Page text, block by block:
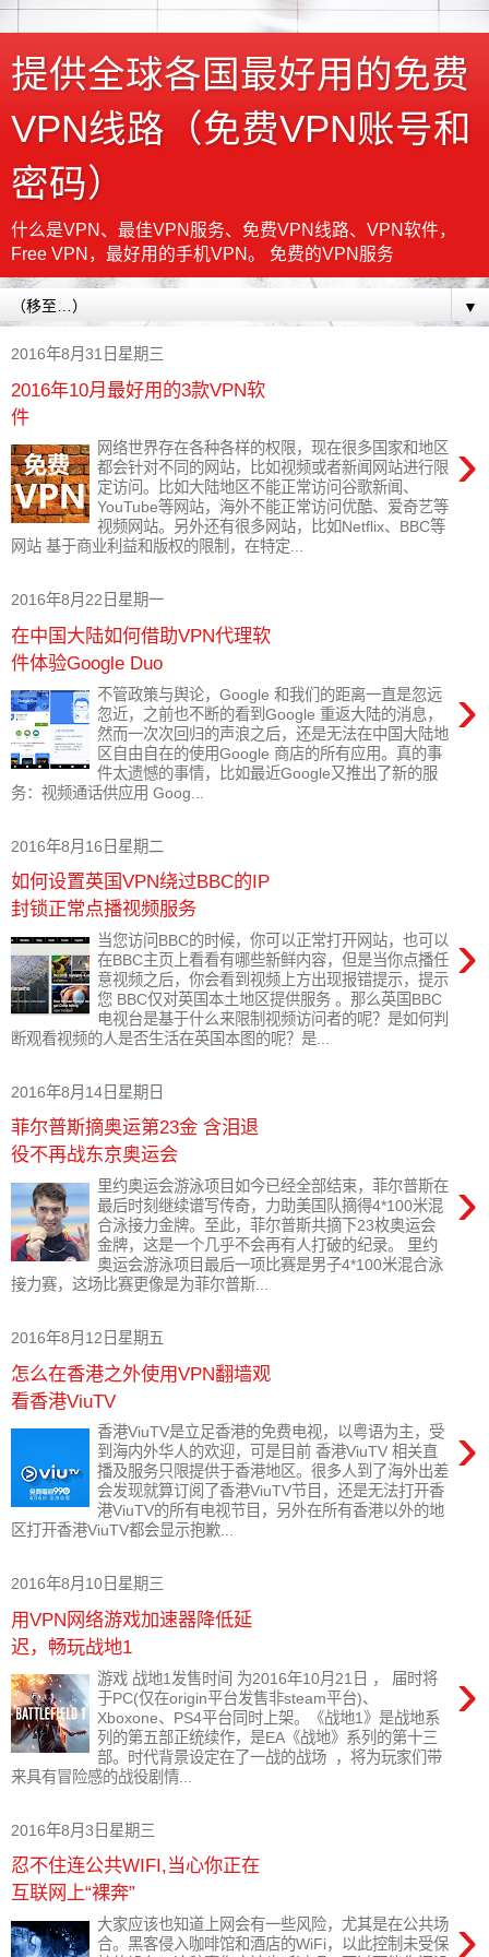
提供全球各国最好用的免费
VPN线路（免费VPN账号和
密码）
什么是VPN、最佳VPN服务、免费VPN线路、VPN软件，
Free VPN，最好用的手机VPN。 免费的VPN服务
▼
2016年8月31日星期三
2016年10月最好用的3款VPN软
件
›
网络世界存在各种各样的权限，现在很多国家和地区
都会针对不同的网站，比如视频或者新闻网站进行限
定访问。比如大陆地区不能正常访问谷歌新闻、
YouTube等网站，海外不能正常访问优酷、爱奇艺等
视频网站。另外还有很多网站，比如Netflix、BBC等
网站 基于商业利益和版权的限制，在特定...
2016年8月22日星期一
在中国大陆如何借助VPN代理软
件体验Google Duo
›
不管政策与舆论，Google 和我们的距离一直是忽远
忽近，之前也不断的看到Google 重返大陆的消息，
然而一次次回归的声浪之后，还是无法在中国大陆地
区自由自在的使用Google 商店的所有应用。真的事
件太遗憾的事情，比如最近Google又推出了新的服
务：视频通话供应用 Goog...
2016年8月16日星期二
如何设置英国VPN绕过BBC的IP
封锁正常点播视频服务
›
当您访问BBC的时候，你可以正常打开网站，也可以
在BBC主页上看看有哪些新鲜内容，但是当你点播任
意视频之后，你会看到视频上方出现报错提示，提示
您 BBC仅对英国本土地区提供服务 。那么英国BBC
电视台是基于什么来限制视频访问者的呢？是如何判
断观看视频的人是否生活在英国本图的呢？是...
2016年8月14日星期日
菲尔普斯摘奥运第23金 含泪退
役不再战东京奥运会
›
里约奥运会游泳项目如今已经全部结束，菲尔普斯在
最后时刻继续谱写传奇，力助美国队摘得4*100米混
合泳接力金牌。至此，菲尔普斯共摘下23枚奥运会
金牌，这是一个几乎不会再有人打破的纪录。 里约
奥运会游泳项目最后一项比赛是男子4*100米混合泳
接力赛，这场比赛更像是为菲尔普斯...
2016年8月12日星期五
怎么在香港之外使用VPN翻墙观
看香港ViuTV
›
香港ViuTV是立足香港的免费电视，以粤语为主，受
到海内外华人的欢迎，可是目前 香港ViuTV 相关直
播及服务只限提供于香港地区。很多人到了海外出差
会发现就算订阅了香港ViuTV节目，还是无法打开香
港ViuTV的所有电视节目，另外在所有香港以外的地
区打开香港ViuTV都会显示抱歉...
2016年8月10日星期三
用VPN网络游戏加速器降低延
迟，畅玩战地1
›
游戏 战地1发售时间 为2016年10月21日 ， 届时将
于PC(仅在origin平台发售非steam平台)、
Xboxone、PS4平台同时上架。《战地1》是战地系
列的第五部正统续作，是EA《战地》系列的第十三
部。时代背景设定在了一战的战场 ，将为玩家们带
来具有冒险感的战役剧情...
2016年8月3日星期三
忍不住连公共WIFI,当心你正在
互联网上“裸奔”
›
大家应该也知道上网会有一些风险，尤其是在公共场
合。黑客侵入咖啡馆和酒店的WiFi，以此控制未受保